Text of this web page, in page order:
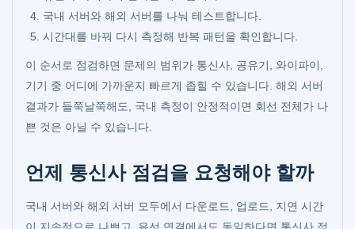
국내 서버와 해외 서버를 나눠 테스트합니다.
시간대를 바꿔 다시 측정해 반복 패턴을 확인합니다.
이 순서로 점검하면 문제의 범위가 통신사, 공유기, 와이파이,
기기 중 어디에 가까운지 빠르게 좁힐 수 있습니다. 해외 서버
결과가 들쭉날쭉해도, 국내 측정이 안정적이면 회선 전체가 나
쁜 것은 아닐 수 있습니다.
언제 통신사 점검을 요청해야 할까
국내 서버와 해외 서버 모두에서 다운로드, 업로드, 지연 시간